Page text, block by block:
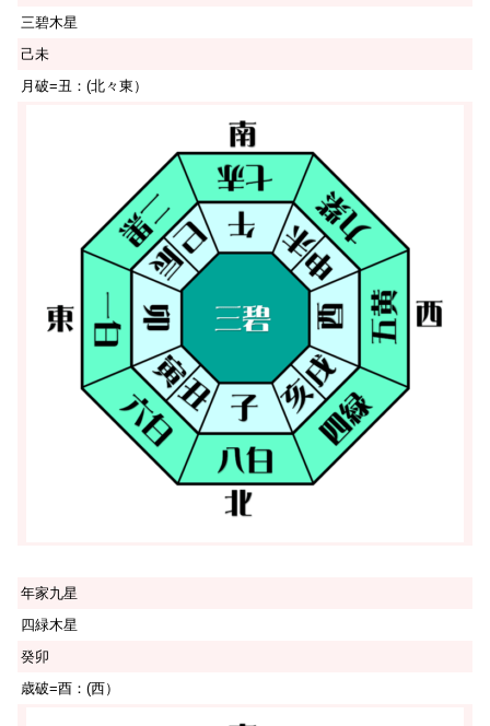
三碧木星
己未
月破=丑：(北々東）
年家九星
四緑木星
癸卯
歳破=酉：(西）